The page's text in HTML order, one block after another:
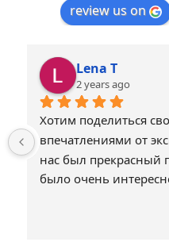
review us on
Lena T
2 years ago
Хотим поделиться
впечатлениями от
нас был прекрасный
было очень